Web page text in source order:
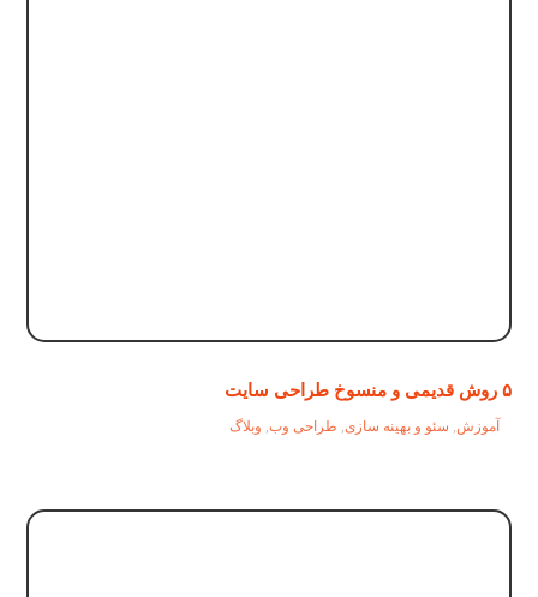
۵ روش قدیمی و منسوخ طراحی سایت
آموزش, سئو و بهینه سازی, طراحی وب, وبلاگ